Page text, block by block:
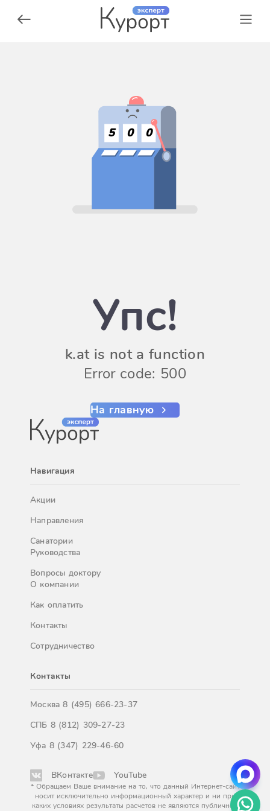
5 0 0
Упс!
k.at is not a function
Error code: 500
На главную
Навигация
Акции
Направления
Санатории
Руководства
Вопросы доктору
О компании
Как оплатить
Контакты
Сотрудничество
Контакты
Москва8 (495) 666-23-37
СПБ 8 (812) 309-27-23
Уфа 8 (347) 229-46-60
ВКонтакте YouTube
* Обращаем Ваше внимание на то, что данный Интернет-сайт
носит исключительно информационный характер и ни при
каких условиях результаты расчетов не являются публичной